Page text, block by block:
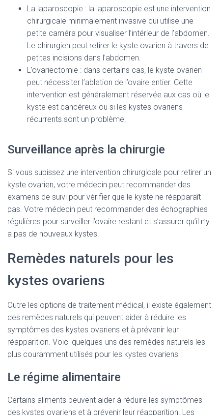
La laparoscopie : la laparoscopie est une intervention
chirurgicale minimalement invasive qui utilise une
petite caméra pour visualiser l’intérieur de l’abdomen.
Le chirurgien peut retirer le kyste ovarien à travers de
petites incisions dans l’abdomen.
L’ovariectomie : dans certains cas, le kyste ovarien
peut nécessiter l’ablation de l’ovaire entier. Cette
intervention est généralement réservée aux cas où le
kyste est cancéreux ou si les kystes ovariens
récurrents sont un problème.
Surveillance après la chirurgie
Si vous subissez une intervention chirurgicale pour retirer un
kyste ovarien, votre médecin peut recommander des
examens de suivi pour vérifier que le kyste ne réapparaît
pas. Votre médecin peut recommander des échographies
régulières pour surveiller l’ovaire restant et s’assurer qu’il n’y
a pas de nouveaux kystes.
Remèdes naturels pour les
kystes ovariens
Outre les options de traitement médical, il existe également
des remèdes naturels qui peuvent aider à réduire les
symptômes des kystes ovariens et à prévenir leur
réapparition. Voici quelques-uns des remèdes naturels les
plus couramment utilisés pour les kystes ovariens :
Le régime alimentaire
Certains aliments peuvent aider à réduire les symptômes
des kystes ovariens et à prévenir leur réapparition. Les